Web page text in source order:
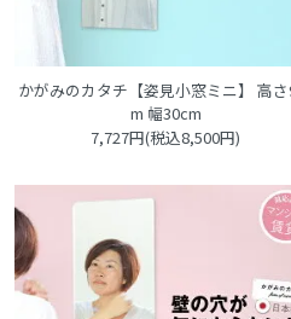
かがみのカタチ【姿見小窓ミニ】 高
m 幅30cm
7,727円(税込8,500円)